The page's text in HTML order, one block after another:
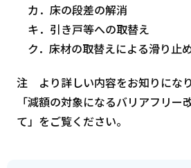
カ．床の段差の解消
キ．引き戸等への取替え
ク．床材の取替えによる滑り止
注 より詳しい内容をお知りにな
「減額の対象になるバリアフリー
て」をご覧ください。